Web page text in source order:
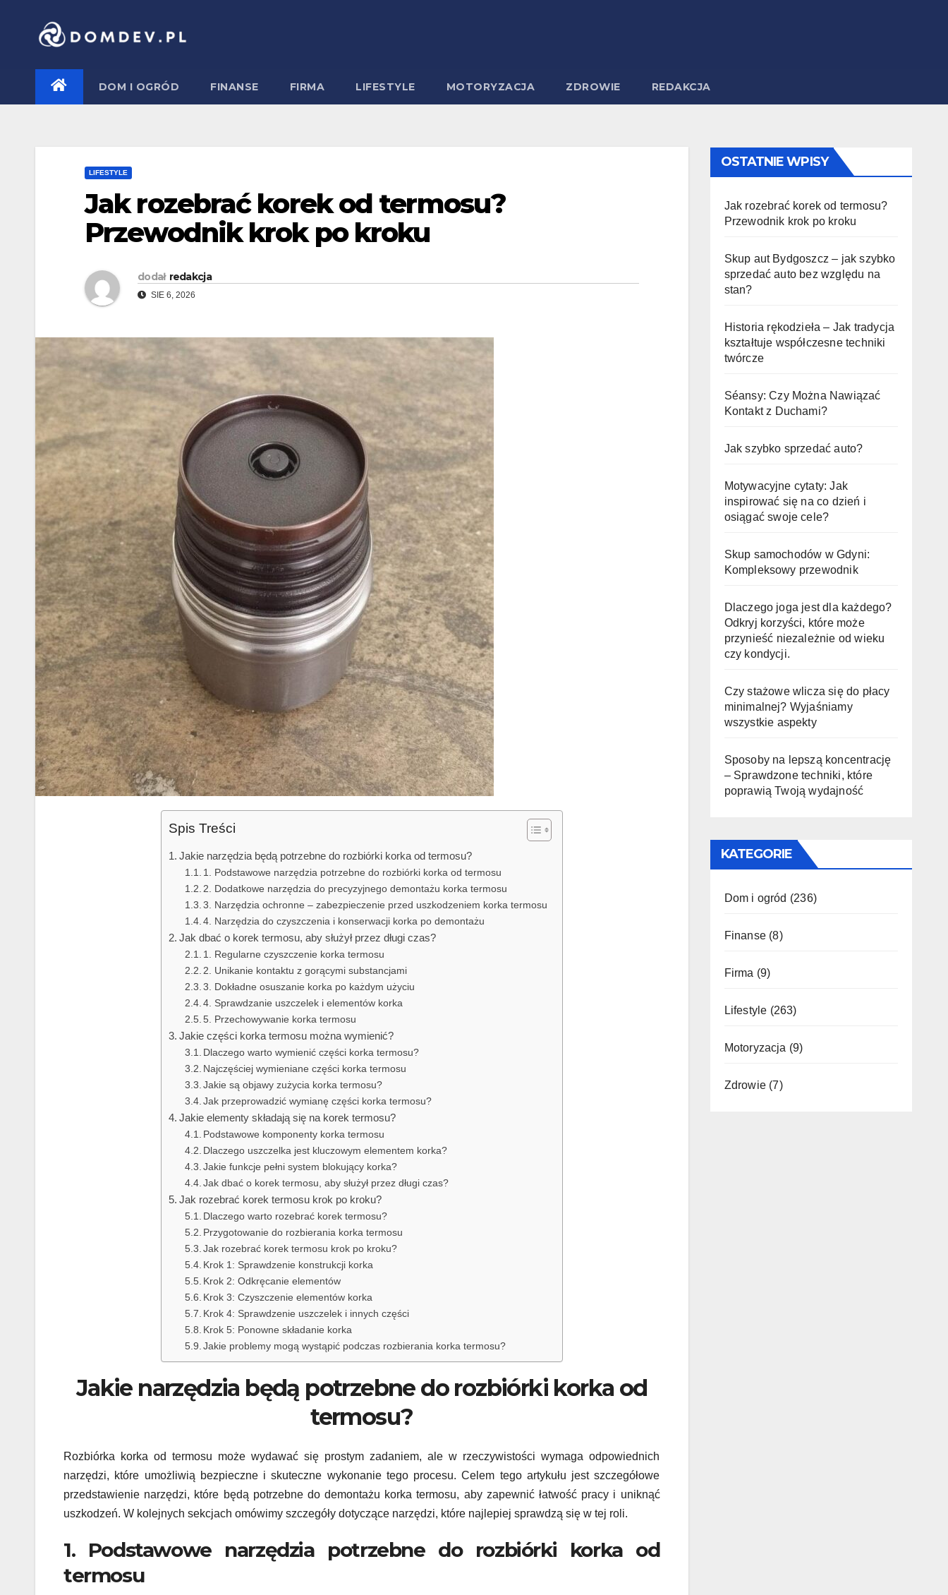
DOM I OGRÓD FINANSE FIRMA LIFESTYLE MOTORYZACJA ZDROWIE REDAKCJA
LIFESTYLE
Jak rozebrać korek od termosu?
Przewodnik krok po kroku
dodał redakcja
SIE 6, 2026
Spis Treści
Jakie narzędzia będą potrzebne do rozbiórki korka od termosu?
1. Podstawowe narzędzia potrzebne do rozbiórki korka od termosu
2. Dodatkowe narzędzia do precyzyjnego demontażu korka termosu
3. Narzędzia ochronne – zabezpieczenie przed uszkodzeniem korka termosu
4. Narzędzia do czyszczenia i konserwacji korka po demontażu
Jak dbać o korek termosu, aby służył przez długi czas?
1. Regularne czyszczenie korka termosu
2. Unikanie kontaktu z gorącymi substancjami
3. Dokładne osuszanie korka po każdym użyciu
4. Sprawdzanie uszczelek i elementów korka
5. Przechowywanie korka termosu
Jakie części korka termosu można wymienić?
Dlaczego warto wymienić części korka termosu?
Najczęściej wymieniane części korka termosu
Jakie są objawy zużycia korka termosu?
Jak przeprowadzić wymianę części korka termosu?
Jakie elementy składają się na korek termosu?
Podstawowe komponenty korka termosu
Dlaczego uszczelka jest kluczowym elementem korka?
Jakie funkcje pełni system blokujący korka?
Jak dbać o korek termosu, aby służył przez długi czas?
Jak rozebrać korek termosu krok po kroku?
Dlaczego warto rozebrać korek termosu?
Przygotowanie do rozbierania korka termosu
Jak rozebrać korek termosu krok po kroku?
Krok 1: Sprawdzenie konstrukcji korka
Krok 2: Odkręcanie elementów
Krok 3: Czyszczenie elementów korka
Krok 4: Sprawdzenie uszczelek i innych części
Krok 5: Ponowne składanie korka
Jakie problemy mogą wystąpić podczas rozbierania korka termosu?
Jakie narzędzia będą potrzebne do rozbiórki korka od
termosu?
Rozbiórka korka od termosu może wydawać się prostym zadaniem, ale w rzeczywistości wymaga odpowiednich
narzędzi, które umożliwią bezpieczne i skuteczne wykonanie tego procesu. Celem tego artykułu jest szczegółowe
przedstawienie narzędzi, które będą potrzebne do demontażu korka termosu, aby zapewnić łatwość pracy i uniknąć
uszkodzeń. W kolejnych sekcjach omówimy szczegóły dotyczące narzędzi, które najlepiej sprawdzą się w tej roli.
1. Podstawowe narzędzia potrzebne do rozbiórki korka od
termosu
OSTATNIE WPISY
Jak rozebrać korek od termosu?
Przewodnik krok po kroku
Skup aut Bydgoszcz – jak szybko
sprzedać auto bez względu na
stan?
Historia rękodzieła – Jak tradycja
kształtuje współczesne techniki
twórcze
Séansy: Czy Można Nawiązać
Kontakt z Duchami?
Jak szybko sprzedać auto?
Motywacyjne cytaty: Jak
inspirować się na co dzień i
osiągać swoje cele?
Skup samochodów w Gdyni:
Kompleksowy przewodnik
Dlaczego joga jest dla każdego?
Odkryj korzyści, które może
przynieść niezależnie od wieku
czy kondycji.
Czy stażowe wlicza się do płacy
minimalnej? Wyjaśniamy
wszystkie aspekty
Sposoby na lepszą koncentrację
– Sprawdzone techniki, które
poprawią Twoją wydajność
KATEGORIE
Dom i ogród (236)
Finanse(8)
Firma (9)
Lifestyle (263)
Motoryzacja (9)
Zdrowie(7)